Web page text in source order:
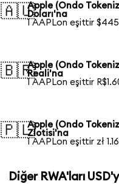
🇦🇺Apple (Ondo
Doları'na
1 AAPLon eşittir
🇧🇷Apple (Ondo
Reali'na
1 AAPLon eşittir
🇵🇱Apple (Ondo
Zlotisi'na
1 AAPLon eşittir zł
Diğer RWA'ları